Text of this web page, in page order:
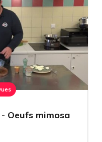
Oeufs mimosa